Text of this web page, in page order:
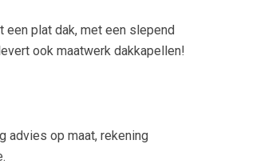
plat dak, met een slepend
ook maatwerk dakkapellen!
advies op maat, rekening